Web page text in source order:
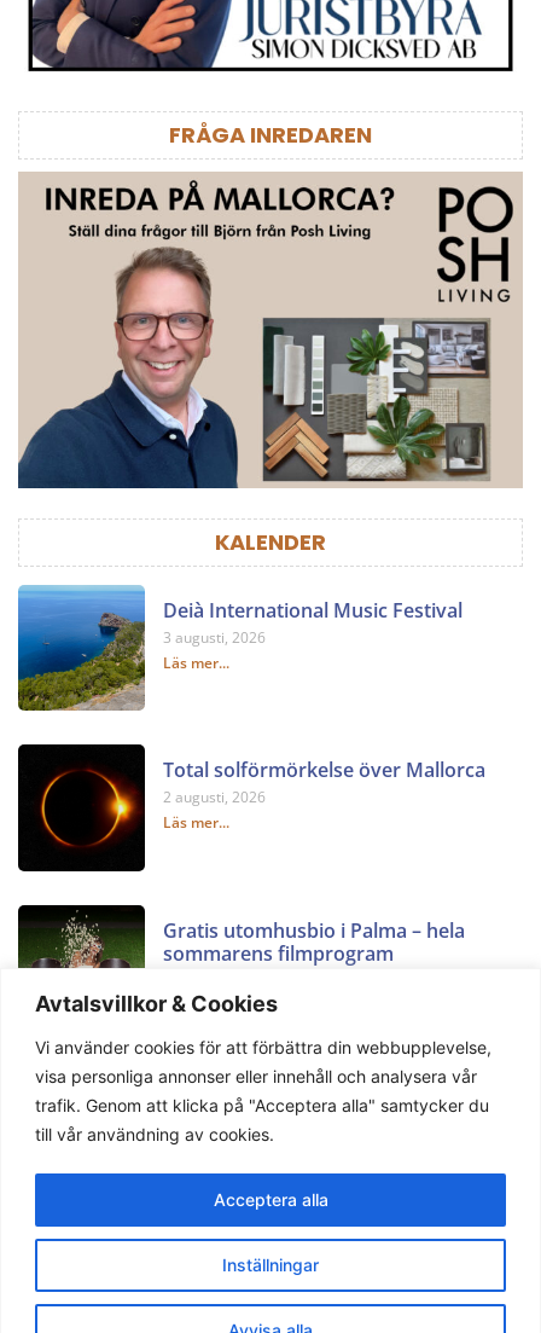
Avtalsvillkor & Cookies
Vi använder cookies för att förbättra din webbupplevelse,
visa personliga annonser eller innehåll och analysera vår
trafik. Genom att klicka på "Acceptera alla" samtycker du
till vår användning av cookies.
Inställningar
Acceptera alla
FRÅGA INREDAREN
KALENDER
Deià International Music Festival
3 augusti, 2026
Läs mer...
Total solförmörkelse över Mallorca
2 augusti, 2026
Läs mer...
Gratis utomhusbio i Palma – hela
sommarens filmprogram
Läs mer...
Copyright © 2023 Mallorca Nyheter. All rights reserved.